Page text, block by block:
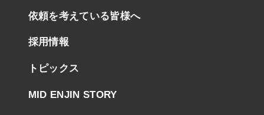
依頼を考えている皆様へ
採用情報
トピックス
MID ENJIN STORY